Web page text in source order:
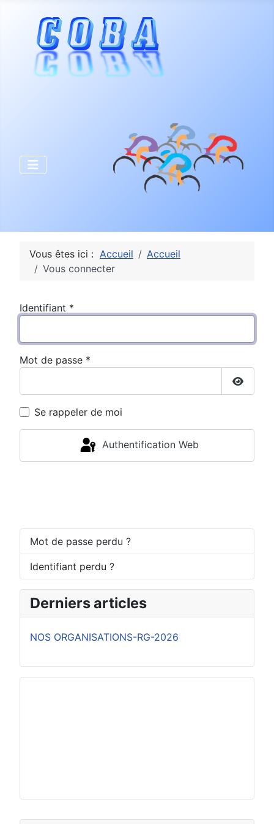
Vous êtes ici : Accueil
Accueil
Vous connecter
Identifiant *
Mot de passe *
Se rappeler de moi
Authentification Web
Mot de passe perdu ?
Identifiant perdu ?
Derniers articles
NOS ORGANISATIONS-RG-2026